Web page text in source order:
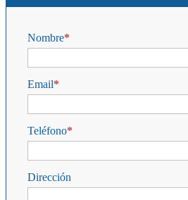
Nombre
Email
Teléfono
Dirección